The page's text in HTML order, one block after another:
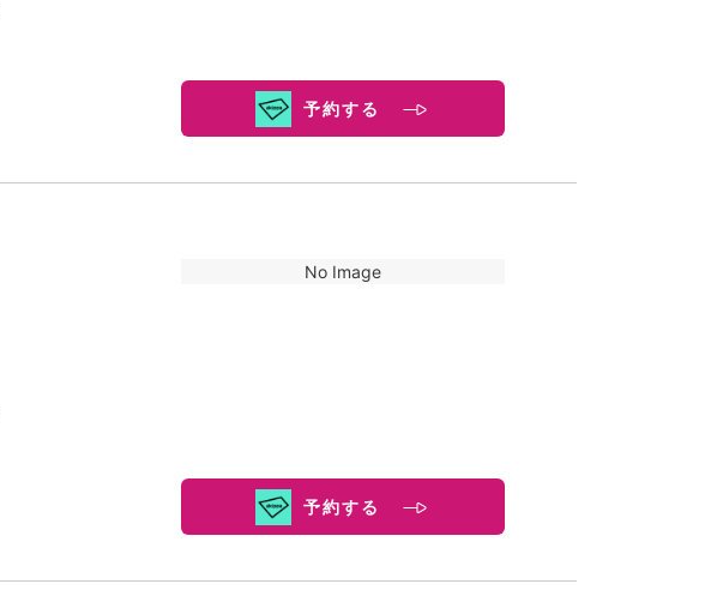
予約する
No Image
予約する